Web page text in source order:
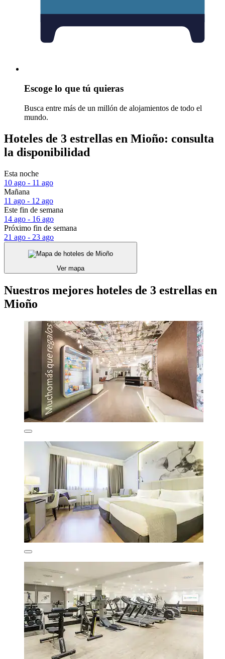
Escoge lo que tú quieras
Busca entre más de un millón de alojamientos de todo el
mundo.
Hoteles de 3 estrellas en Mioño: consulta
la disponibilidad
Esta noche
10 ago - 11 ago
Mañana
11 ago - 12 ago
Este fin de semana
14 ago - 16 ago
Próximo fin de semana
21 ago - 23 ago
Ver mapa
Nuestros mejores hoteles de 3 estrellas en
Mioño